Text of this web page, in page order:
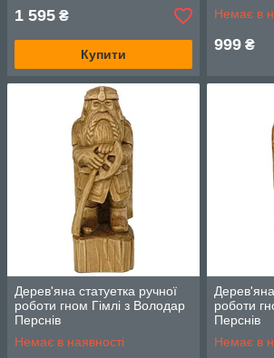
1 595 ₴
Купити
Немає в
999 ₴
Дерев'яна статуетка ручної
роботи гном Гімлі з Володар
Перснів
Немає в наявності
роботи
Перснів
Немає в